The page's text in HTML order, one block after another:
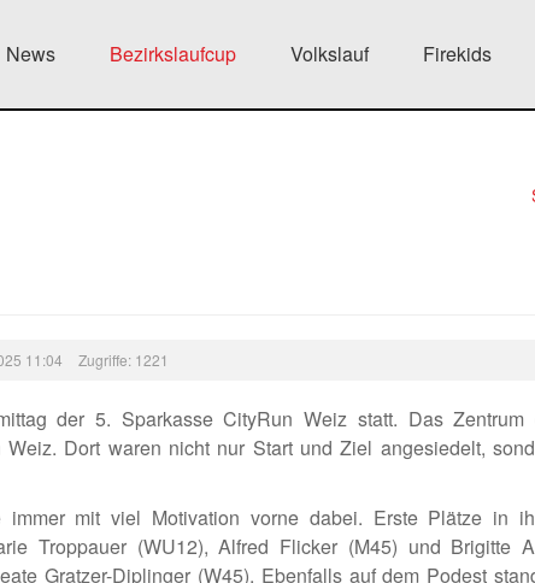
News Bezirkslaufcup Volkslauf Firekids
11:04 Zugriffe: 1221
der 5. Sparkasse CityRun Weiz statt. Das Zentrum
Dort waren nicht nur Start und Ziel angesiedelt,
mit viel Motivation vorne dabei. Erste Plätze in
Troppauer (WU12), Alfred Flicker (M45) und Brigitte
Gratzer-Diplinger (W45). Ebenfalls auf dem Podest